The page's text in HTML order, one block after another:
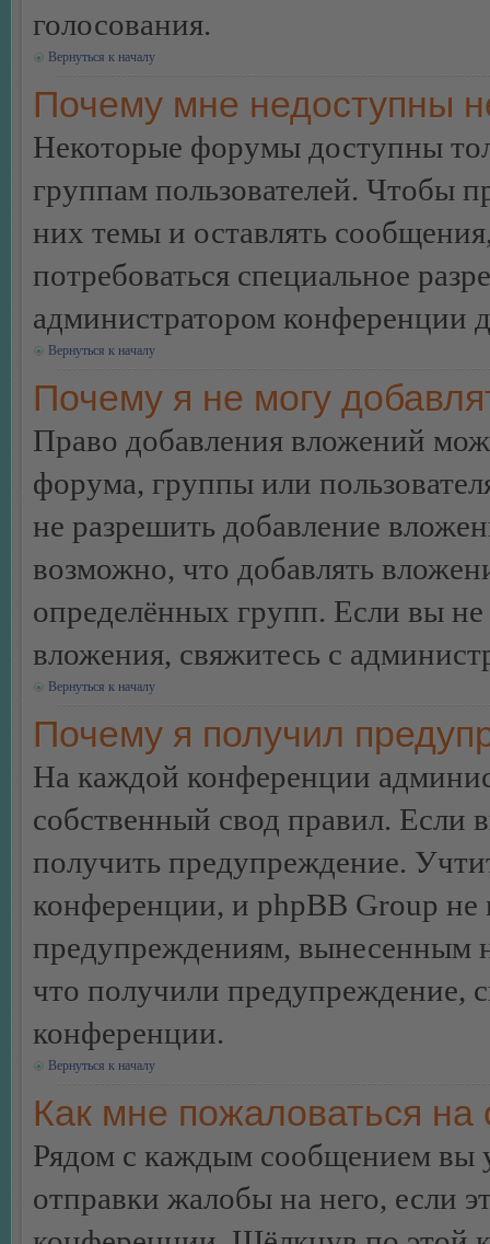
голосования.
Вернуться к началу
Почему мне недоступны
Некоторые форумы доступны
группам пользователей. Чтобы
них темы и оставлять
потребоваться специальное
администратором конференции
Вернуться к началу
Почему я не могу
Право добавления вложений
форума, группы или
не разрешить добавление
возможно, что добавлять
определённых групп. Если вы не
вложения, свяжитесь с
Вернуться к началу
Почему я получил
На каждой конференции
собственный свод правил.
получить предупреждение.
конференции, и phpBB Group не
предупреждениям, вынесенным
что получили предупреждение,
конференции.
Вернуться к началу
Как мне пожаловаться
Рядом с каждым сообщением вы
отправки жалобы на него, если